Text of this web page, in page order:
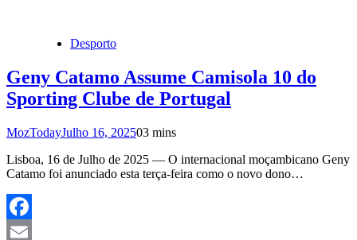
Desporto
Geny Catamo Assume Camisola 10 do
Sporting Clube de Portugal
MozTodayJulho 16, 202503 mins
Lisboa, 16 de Julho de 2025 — O internacional moçambicano Geny
Catamo foi anunciado esta terça-feira como o novo dono…
Facebook